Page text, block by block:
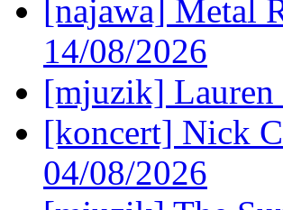
[najawa] Metal
14/08/2026
[mjuzik]
[koncert] Nick
04/08/2026